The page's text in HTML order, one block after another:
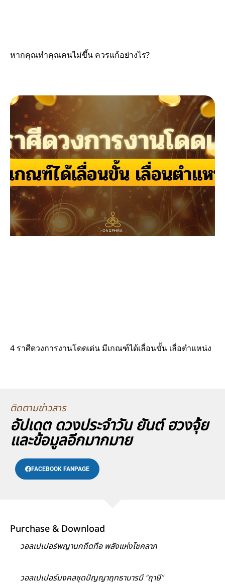
หากคุณทำคุณคนไม่ขึ้น ควรแก้อย่างไร?
4 ราศีดวงการงานโดดเด่น มีเกณฑ์ได้เลื่อนขั้น เลื่อตำแหน่ง
ติดตามข่าวสาร
อัปเดต ดวงประจำวัน ยันต์ ฮวงจุ้ย
และข้อมูลอีกมากมาย
FACEBOOK FANPAGE
Purchase & Download
วอลเปเปอร์พญานกถึดทือ พลังแห่งโชคลาภ
วอลเปเปอร์มงคลชุดปัญญาฤทธาบารมี “ฤาษี”